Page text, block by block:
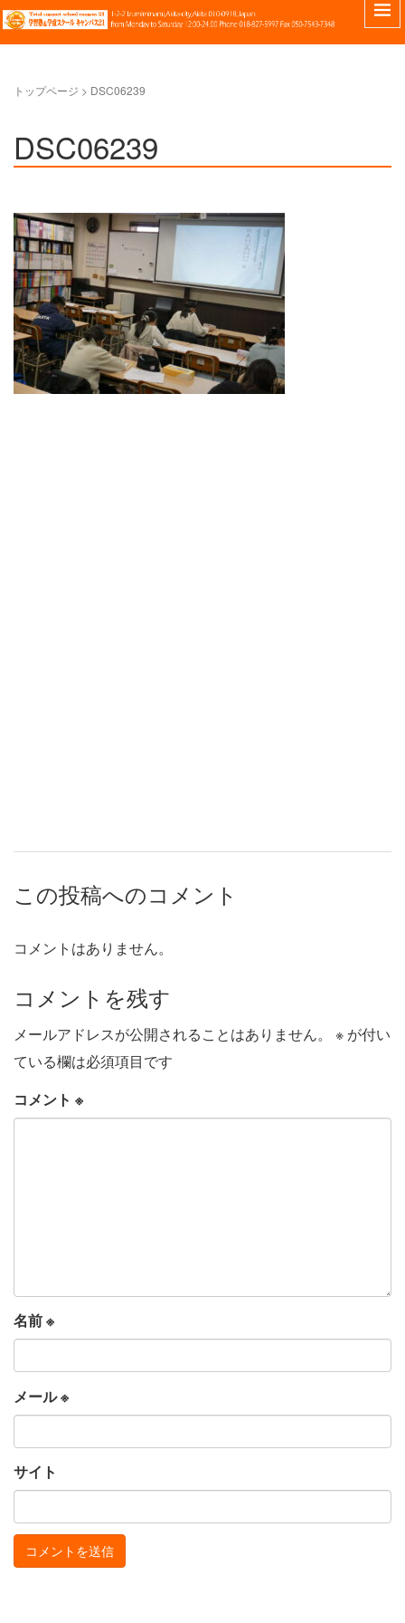
トップページ > DSC06239
DSC06239
この投稿へのコメント
コメントはありません。
コメントを残す
メールアドレスが公開されることはありません。 ※ が付い
ている欄は必須項目です
コメント ※
名前※
メール※
サイト